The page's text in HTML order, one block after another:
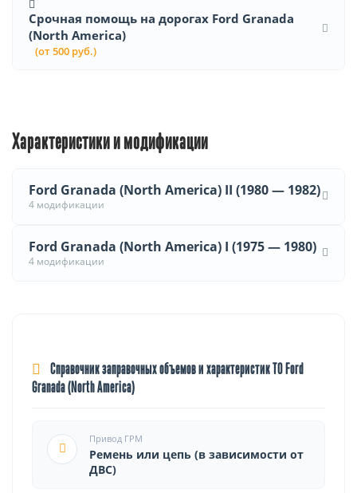
Срочная помощь на дорогах Ford Granada
(North America)
(от 500 руб.)
Характеристики и модификации
Ford Granada (North America) II (1980 — 1982)
4 модификации
Ford Granada (North America) I (1975 — 1980)
4 модификации
Справочник заправочных объемов и характеристик ТО Ford
Granada (North America)
Привод ГРМ
Ремень или цепь (в зависимости от
ДВС)